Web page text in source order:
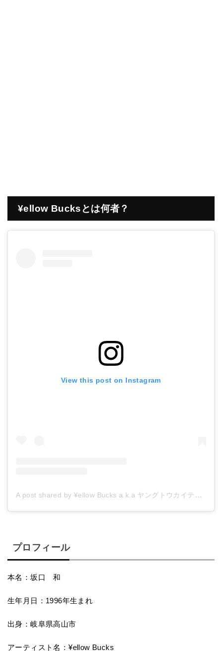
¥ellow Bucksとは何者？
View this post on Instagram
A post shared by ¥ellow Bucks a.k.a ヤングトウカイテイオー (@yellowbucks_tttg)
プロフィール
本名：坂口 和
生年月日：1996年生まれ
出身：岐阜県高山市
アーティスト名：¥ellow Bucks